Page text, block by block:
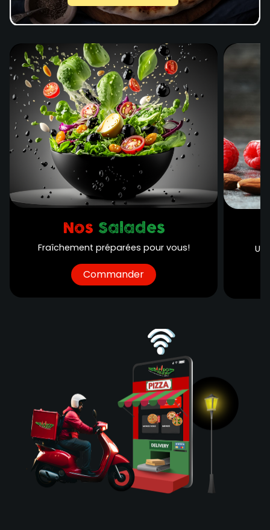
Nos Salades
Fraîchement préparées pour vous!
Commander